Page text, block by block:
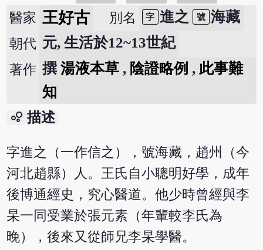
醫家 王好古 別名 字 進之 號 海藏
朝代 元, 生活於12~13世紀
著作 撰湯液本草 , 陰證略例 , 此事難
知
bubble_chart 描述
字進之（一作信之），號海藏，趙州（今
河北趙縣）人。王氏自小聰明好學，成年
後博通經史，究心醫道。他少時曾經與李
杲一同受業於張元素（年輩較李氏為
晚），後來又從師兄李杲學醫。